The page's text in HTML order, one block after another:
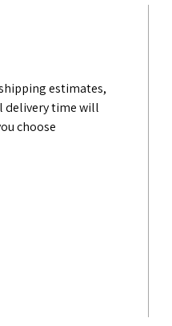
estimates,
delivery time will
choose.